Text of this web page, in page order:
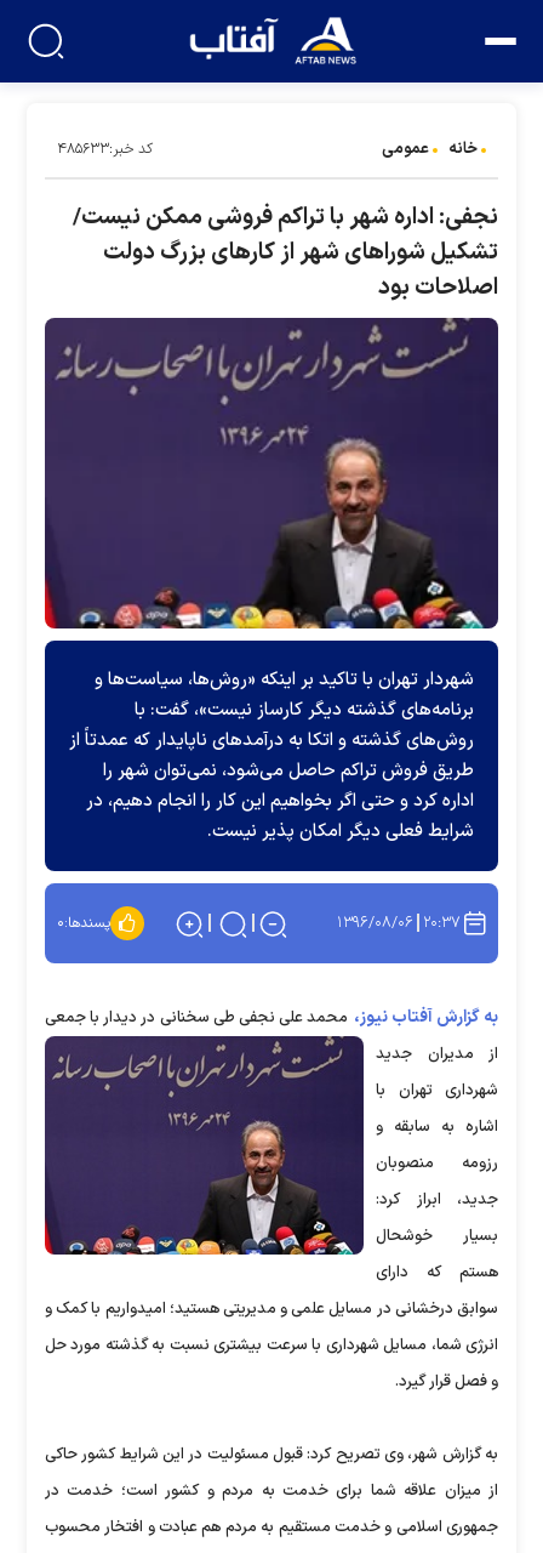
خانه عمومی کد خبر:۴۸۵۶۳۳
نجفی: اداره شهر با تراکم فروشی ممکن نیست/
تشکیل شوراهای شهر از کارهای بزرگ دولت
اصلاحات بود
شهردار تهران با تاکید بر اینکه «روش‌ها، سیاست‌ها و
برنامه‌های گذشته دیگر کارساز نیست»، گفت: با
روش‌های گذشته و اتکا به درآمدهای ناپایدار که عمدتاً از
طریق فروش تراکم حاصل می‌شود، نمی‌توان شهر را
اداره کرد و حتی اگر بخواهیم این کار را انجام دهیم، در
شرایط فعلی دیگر امکان پذیر نیست.
۲۰:۳۷ ۱۳۹۶/۰۸/۰۶ پسندها:۰
به گزارش آفتاب نیوز، محمد علی نجفی طی سخنانی در دیدار با جمعی
از مدیران جدید
شهرداری تهران با
اشاره به سابقه و
رزومه منصوبان
جدید، ابراز کرد:
بسیار خوشحال
هستم که دارای
سوابق درخشانی در مسایل علمی و مدیریتی هستید؛ امیدواریم با کمک و
انرژی شما، مسایل شهرداری با سرعت بیشتری نسبت به گذشته مورد حل
و فصل قرار گیرد.
به گزارش شهر، وی تصریح کرد: قبول مسئولیت در این شرایط کشور حاکی
از میزان علاقه شما برای خدمت به مردم و کشور است؛ خدمت در
جمهوری اسلامی و خدمت مستقیم به مردم هم عبادت و افتخار محسوب